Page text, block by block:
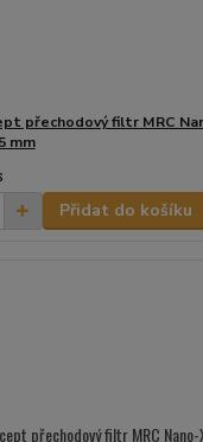
přechodový filtr MRC
mm
Přidat do košíku